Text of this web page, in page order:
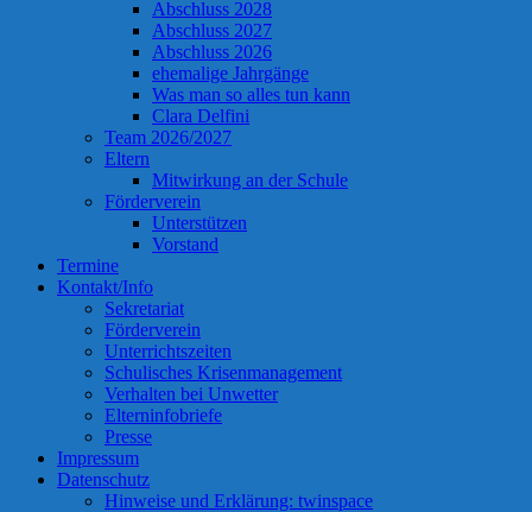
Abschluss 2028
Abschluss 2027
Abschluss 2026
ehemalige Jahrgänge
Was man so alles tun kann
Clara Delfini
Team 2026/2027
Eltern
Mitwirkung an der Schule
Förderverein
Unterstützen
Vorstand
Termine
Kontakt/Info
Sekretariat
Förderverein
Unterrichtszeiten
Schulisches Krisenmanagement
Verhalten bei Unwetter
Elterninfobriefe
Presse
Impressum
Datenschutz
Hinweise und Erklärung: twinspace